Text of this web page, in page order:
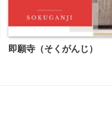
即願寺（そくがんじ）